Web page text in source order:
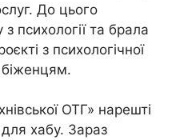
До цього
з психології та брала
з психологічної
ОТГ» нарешті
хабу. Зараз